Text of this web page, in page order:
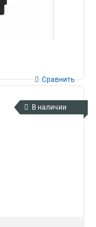
Сравнить
В наличии